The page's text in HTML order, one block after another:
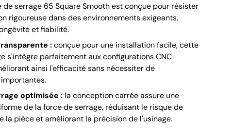
serrage 65 Square Smooth est conçue pour résister
rigoureuse dans des environnements exigeants,
et fiabilité.
:conçue pour une installation facile, cette
s'intègre parfaitement aux configurations CNC
ainsi l'efficacité sans nécessiter de
optimisée : la conception carrée assure une
de la force de serrage, réduisant le risque de
la pièce et améliorant la précision de l'usinage.